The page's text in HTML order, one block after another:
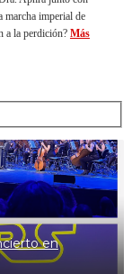
marcha imperial de
a la perdición? Más
en